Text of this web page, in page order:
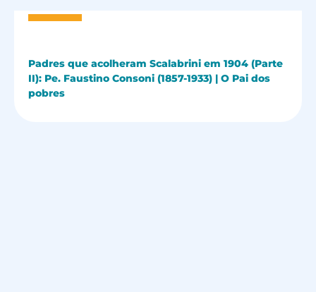
Padres que acolheram Scalabrini em 1904 (Parte
II): Pe. Faustino Consoni (1857-1933) | O Pai dos
pobres